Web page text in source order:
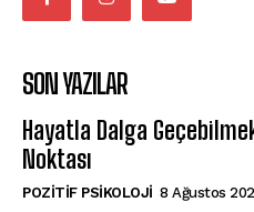
SON YAZILAR
Hayatla Dalga
Noktası
POZITIF PSIKOLOJI 8 Ağustos